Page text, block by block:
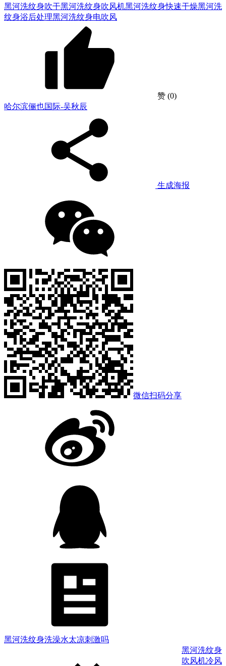
黑河洗纹身吹干黑河洗纹身吹风机黑河洗纹身快速干燥黑河洗
纹身浴后处理黑河洗纹身电吹风
赞 (0)
哈尔滨俪也国际-吴秋辰
生成海报
微信扫码分享
黑河洗纹身洗澡水太凉刺激吗
黑河洗纹身
吹风机冷风